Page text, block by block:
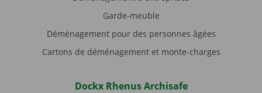
Garde-meuble
Déménagement pour des personnes âgées
Cartons de déménagement et monte-charges
Dockx Rhenus Archisafe